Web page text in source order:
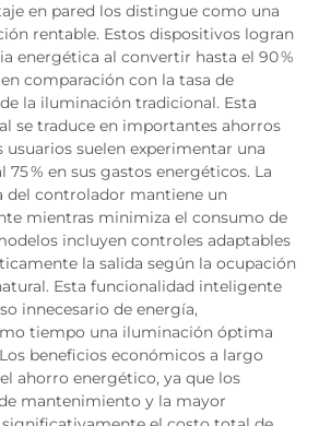
en pared los distingue como una
rentable. Estos dispositivos logran
energética al convertir hasta el 90 %
comparación con la tasa de
la iluminación tradicional. Esta
se traduce en importantes ahorros
usuarios suelen experimentar una
75 % en sus gastos energéticos. La
del controlador mantiene un
mientras minimiza el consumo de
incluyen controles adaptables
la salida según la ocupación
Esta funcionalidad inteligente
innecesario de energía,
tiempo una iluminación óptima
beneficios económicos a largo
ahorro energético, ya que los
mantenimiento y la mayor